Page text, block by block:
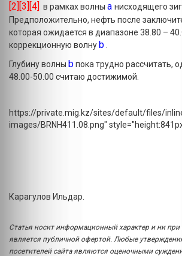
[2][3][4] в рамках волны a нисходящего зиг
Предположительно, нефть после
которая ожидается в диапазоне 38.80 –
коррекционную волнуb
Глубину волны bпока трудно рассчитать,
48.00-50.00 считаю достижимой.
https://private.mig.kz/sites/default/files/
images/BRNH411.08.png"
Карагулов Ильдар.
Статья носит информационный характер и ни при
является публичной офертой. Любые
посетителей сайта являются оценочными